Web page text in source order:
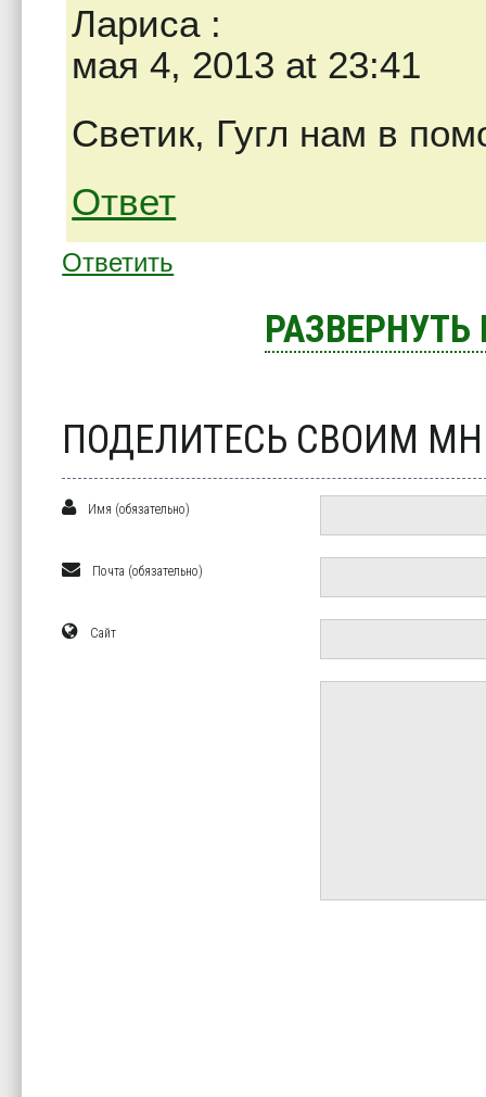
Лариса:
мая 4, 2013 at 23:41
Светик, Гугл нам в
Ответ
Ответить
ПОДЕЛИТЕСЬ СВОИМ
Имя (обязательно)
Почта (обязательно)
Сайт